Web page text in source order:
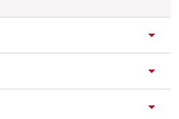
VPT-ERG-S38